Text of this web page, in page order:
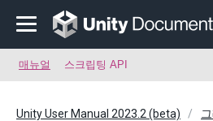
매뉴얼 스크립팅 API
Unity User Manual 2023.2 (beta)